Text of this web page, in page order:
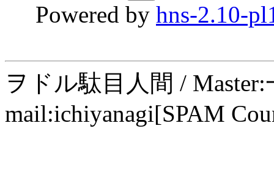
Powered by hns-2.10-
ヲドル駄目人間 /
mail:ichiyanagi[SPAM